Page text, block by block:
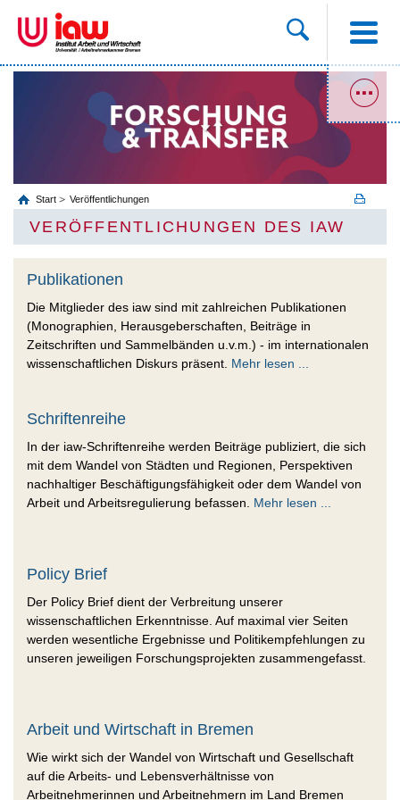
Start Veröffentlichungen
VERÖFFENTLICHUNGEN DES IAW
Publikationen
Die Mitglieder des iaw sind mit zahlreichen Publikationen
(Monographien, Herausgeberschaften, Beiträge in
Zeitschriften und Sammelbänden u.v.m.) - im internationalen
wissenschaftlichen Diskurs präsent. Mehr lesen ...
Schriftenreihe
In der iaw-Schriftenreihe werden Beiträge publiziert, die sich
mit dem Wandel von Städten und Regionen, Perspektiven
nachhaltiger Beschäftigungsfähigkeit oder dem Wandel von
Arbeit und Arbeitsregulierung befassen. Mehr lesen ...
Policy Brief
Der Policy Brief dient der Verbreitung unserer
wissenschaftlichen Erkenntnisse. Auf maximal vier Seiten
werden wesentliche Ergebnisse und Politikempfehlungen zu
unseren jeweiligen Forschungsprojekten zusammengefasst.
Arbeit und Wirtschaft in Bremen
Wie wirkt sich der Wandel von Wirtschaft und Gesellschaft
auf die Arbeits- und Lebensverhältnisse von
Arbeitnehmerinnen und Arbeitnehmern im Land Bremen